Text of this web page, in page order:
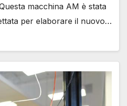
macchina AM è stata
per elaborare il nuovo…